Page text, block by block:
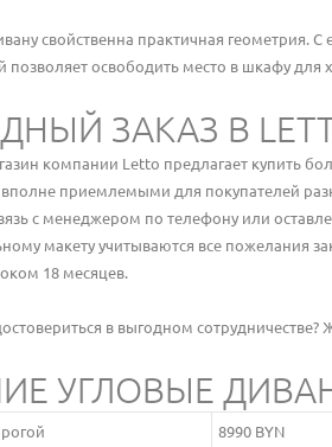
свойственна практичная
позволяет освободить место в шкафу
ЗАКАЗ В
компании Letto предлагает купить
приемлемыми для покупателей
с менеджером по телефону или
макету учитываются все пожелания
18 месяцев.
в выгодном сотрудничестве?
УГЛОВЫЕ
8990 BYN